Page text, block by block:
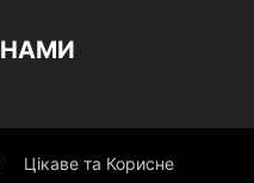
Цікаве та Корисне